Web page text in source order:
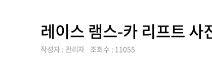
Race
Ramps
Korea
레이스 램스-카 리프트
작성자 : 관리자 조회수 : 11055